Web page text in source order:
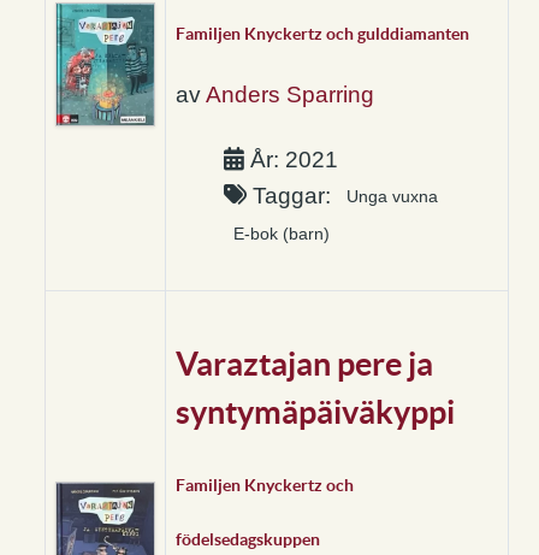
Familjen Knyckertz och gulddiamanten
avAnders Sparring
År: 2021
Taggar:
Unga vuxna
E-bok (barn)
Varaztajan pere ja
syntymäpäiväkyppi
Familjen Knyckertz och
födelsedagskuppen